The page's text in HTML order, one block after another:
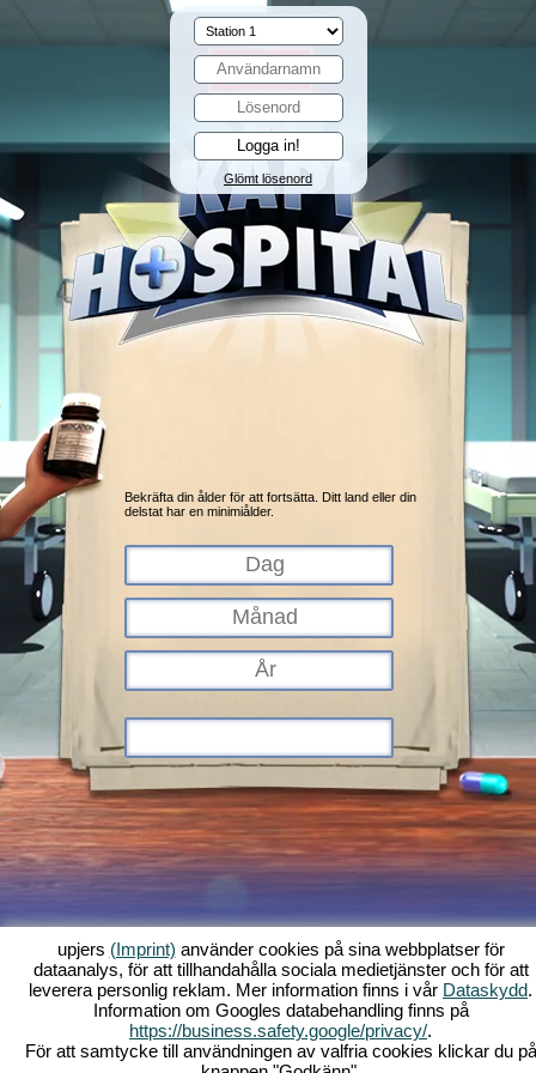
Glömt lösenord
Bekräfta din ålder för att fortsätta. Ditt land eller din
delstat har en minimiålder.
Vad är Kapi Hospital? Historia Funktioner Screenshots
Regler
Villkor Dataskydd Allmänna villkor Support
Webbläsarspel -
Upjers.com
Hantera Cookies
upjers (Imprint) använder cookies på sina webbplatser för
dataanalys, för att tillhandahålla sociala medietjänster och för att
leverera personlig reklam. Mer information finns i vår Dataskydd.
Information om Googles databehandling finns på
https://business.safety.google/privacy/.
För att samtycke till användningen av valfria cookies klickar du på